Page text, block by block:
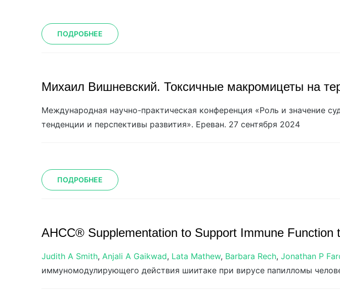
ПОДРОБНЕЕ
Михаил Вишневский. Токсичные макромицеты на
Международная научно-практическая конференция «Роль и значение
тенденции и перспективы развития». Ереван. 27 сентября 2024
ПОДРОБНЕЕ
AHCC® Supplementation to Support Immune
Judith A Smith, Anjali A Gaikwad, Lata Mathew, Barbara Rech, Jonathan P
иммуномодулирующего действия шиитаке при вирусе папилломы